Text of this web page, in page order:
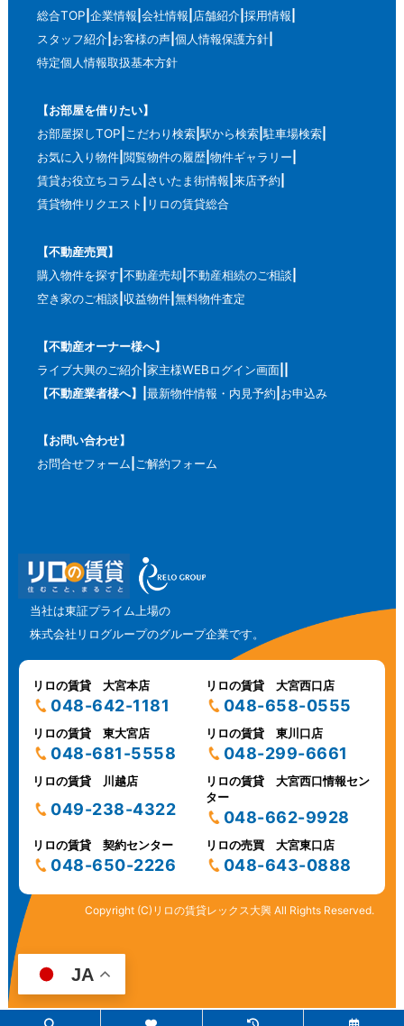
総合TOP 企業情報 会社情報 店舗紹介 採用情報
スタッフ紹介 お客様の声 個人情報保護方針
特定個人情報取扱基本方針
【お部屋を借りたい】
お部屋探しTOP こだわり検索 駅から検索 駐車場検索
お気に入り物件 閲覧物件の履歴 物件ギャラリー
賃貸お役立ちコラム さいたま街情報 来店予約
賃貸物件リクエスト
リロの賃貸総合
【不動産売買】
購入物件を探す 不動産売却 不動産相続のご相談
空き家のご相談 収益物件 無料物件査定
【不動産オーナー様へ】
ライブ大興のご紹介 家主様WEBログイン画面
【不動産業者様へ】
最新物件情報・内見予約 お申込み
【お問い合わせ】
お問合せフォーム ご解約フォーム
当社は東証プライム上場の
株式会社リログループのグループ企業です。
リロの賃貸 大宮本店
048-642-1181
リロの賃貸 大宮西口店
048-658-0555
リロの賃貸 東大宮店
048-681-5558
リロの賃貸 東川口店
048-299-6661
リロの賃貸 川越店
049-238-4322
リロの賃貸 大宮西口情報セン
ター
048-662-9928
リロの賃貸 契約センター
048-650-2226
リロの売買 大宮東口店
048-643-0888
Copyright (C)リロの賃貸レックス大興 All Rights Reserved.
JA